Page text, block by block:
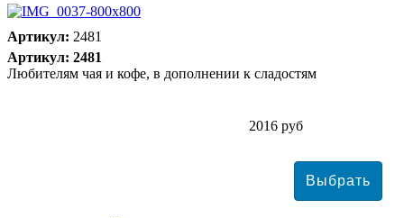
Артикул: 2481
Артикул: 2481
Любителям чая и кофе, в дополнении к сладостям
2016 руб